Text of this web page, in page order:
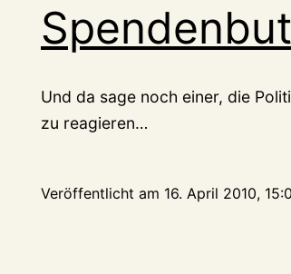
Und da sage noch einer, die
zu reagieren…
Veröffentlicht am 16. April 2010,